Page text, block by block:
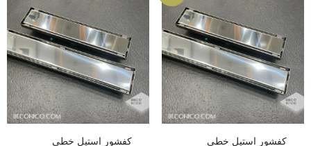
کفشور استیل خطی
کفشور استیل خطی